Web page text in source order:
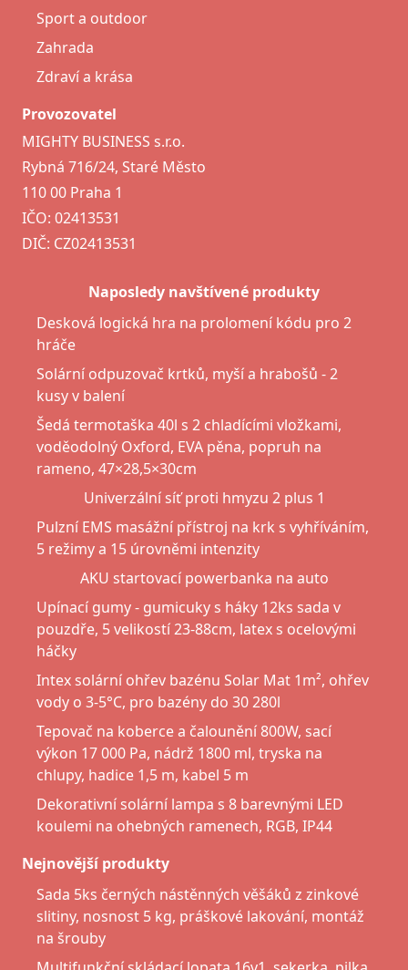
Sport a outdoor
Zahrada
Zdraví a krása
Provozovatel
MIGHTY BUSINESS s.r.o.
Rybná 716/24, Staré Město
110 00 Praha 1
IČO: 02413531
DIČ: CZ02413531
Naposledy navštívené produkty
Desková logická hra na prolomení kódu pro 2
hráče
Solární odpuzovač krtků, myší a hrabošů - 2
kusy v balení
Šedá termotaška 40l s 2 chladícími vložkami,
voděodolný Oxford, EVA pěna, popruh na
rameno, 47×28,5×30cm
Univerzální síť proti hmyzu 2 plus 1
Pulzní EMS masážní přístroj na krk s vyhříváním,
5 režimy a 15 úrovněmi intenzity
AKU startovací powerbanka na auto
Upínací gumy - gumicuky s háky 12ks sada v
pouzdře, 5 velikostí 23-88cm, latex s ocelovými
háčky
Intex solární ohřev bazénu Solar Mat 1m², ohřev
vody o 3-5°C, pro bazény do 30 280l
Tepovač na koberce a čalounění 800W, sací
výkon 17 000 Pa, nádrž 1800 ml, tryska na
chlupy, hadice 1,5 m, kabel 5 m
Dekorativní solární lampa s 8 barevnými LED
koulemi na ohebných ramenech, RGB, IP44
Nejnovější produkty
Sada 5ks černých nástěnných věšáků z zinkové
slitiny, nosnost 5 kg, práškové lakování, montáž
na šrouby